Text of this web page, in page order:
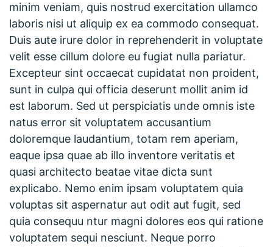
minim veniam, quis nostrud exercitation ullamco
laboris nisi ut aliquip ex ea commodo consequat.
Duis aute irure dolor in reprehenderit in voluptate
velit esse cillum dolore eu fugiat nulla pariatur.
Excepteur sint occaecat cupidatat non proident,
sunt in culpa qui officia deserunt mollit anim id
est laborum. Sed ut perspiciatis unde omnis iste
natus error sit voluptatem accusantium
doloremque laudantium, totam rem aperiam,
eaque ipsa quae ab illo inventore veritatis et
quasi architecto beatae vitae dicta sunt
explicabo. Nemo enim ipsam voluptatem quia
voluptas sit aspernatur aut odit aut fugit, sed
quia consequu ntur magni dolores eos qui ratione
voluptatem sequi nesciunt. Neque porro